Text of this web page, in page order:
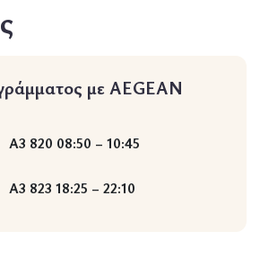
με AEGEAN
A3 820 08:50 – 10:45
A3 823 18:25 – 22:10